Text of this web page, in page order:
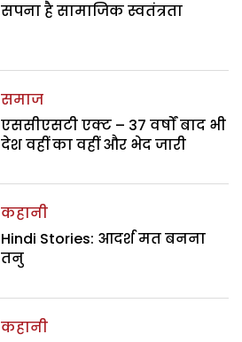
सपना है सामाजिक स्वतंत्रता
समाज
एससीएसटी एक्ट – 37 वर्षों बाद भी
देश वहीं का वहीं और भेद जारी
कहानी
Hindi Stories: आदर्श मत बनना
तनु
कहानी